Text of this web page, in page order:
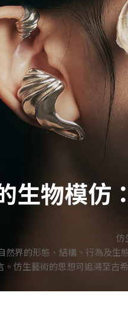
生物模仿
仿
界的形態、結構、行為及生
。仿生藝術的思想可追溯至
世紀後，仿生學（